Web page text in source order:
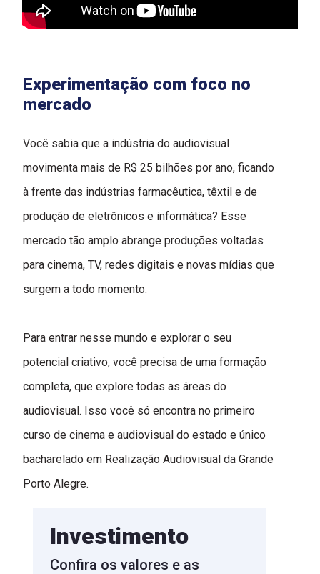
Experimentação com foco no
mercado
Você sabia que a indústria do audiovisual
movimenta mais de R$ 25 bilhões por ano, ficando
à frente das indústrias farmacêutica, têxtil e de
produção de eletrônicos e informática? Esse
mercado tão amplo abrange produções voltadas
para cinema, TV, redes digitais e novas mídias que
surgem a todo momento.
Para entrar nesse mundo e explorar o seu
potencial criativo, você precisa de uma formação
completa, que explore todas as áreas do
audiovisual. Isso você só encontra no primeiro
curso de cinema e audiovisual do estado e único
bacharelado em Realização Audiovisual da Grande
Porto Alegre.
Investimento
Confira os valores e as